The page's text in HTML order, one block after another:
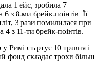
1 ейс, зробила 7
6 з 8-ми брейк-поінтів. Її
3 рази помилилася при
4 з 11-ти брейк-поінтів.
Римі стартує 10 травня і
фонд складає трохи більш